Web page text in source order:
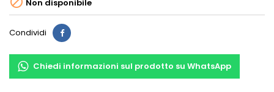
Non disponibile
Condividi Condividi
Chiedi informazioni sul prodotto su WhatsApp